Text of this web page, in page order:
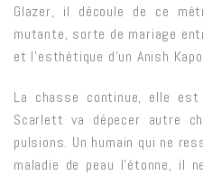
Glazer, il découle de ce
mutante, sorte de mariage
et l’esthétique d’un Anish
La chasse continue, elle
Scarlett va dépecer autre
pulsions. Un humain qui ne
maladie de peau l’étonne, il